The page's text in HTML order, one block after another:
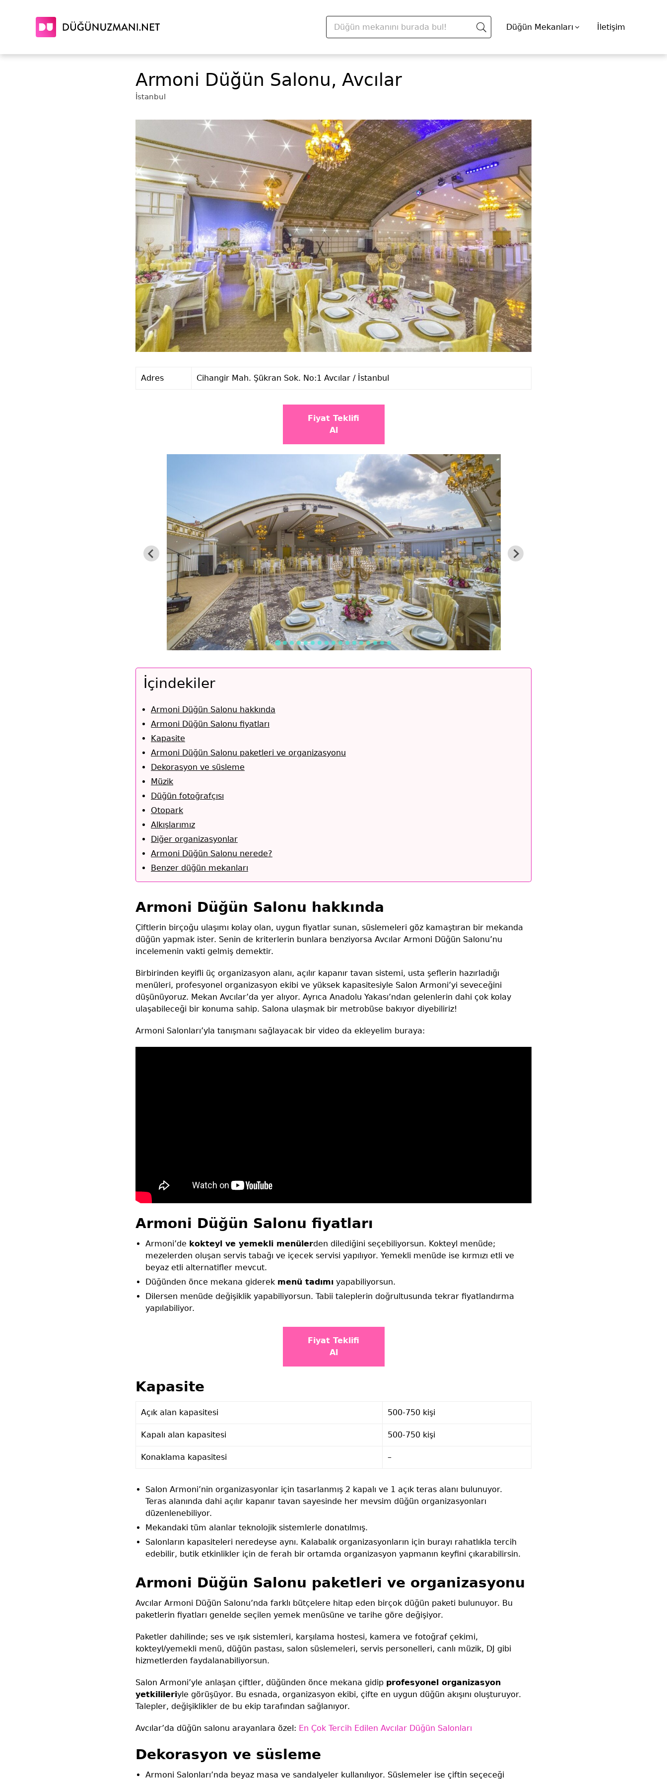
Düğün Mekanları İletişim
Armoni Düğün Salonu, Avcılar
İstanbul
Adres Cihangir Mah. Şükran Sok. No:1 Avcılar / İstanbul
Fiyat Teklifi
Al
İçindekiler
Armoni Düğün Salonu hakkında
Armoni Düğün Salonu fiyatları
Kapasite
Armoni Düğün Salonu paketleri ve organizasyonu
Dekorasyon ve süsleme
Müzik
Düğün fotoğrafçısı
Otopark
Alkışlarımız
Diğer organizasyonlar
Armoni Düğün Salonu nerede?
Benzer düğün mekanları
Armoni Düğün Salonu hakkında
Çiftlerin birçoğu ulaşımı kolay olan, uygun fiyatlar sunan, süslemeleri göz kamaştıran bir mekanda
düğün yapmak ister. Senin de kriterlerin bunlara benziyorsa Avcılar Armoni Düğün Salonu’nu
incelemenin vakti gelmiş demektir.
Birbirinden keyifli üç organizasyon alanı, açılır kapanır tavan sistemi, usta şeflerin hazırladığı
menüleri, profesyonel organizasyon ekibi ve yüksek kapasitesiyle Salon Armoni’yi seveceğini
düşünüyoruz. Mekan Avcılar’da yer alıyor. Ayrıca Anadolu Yakası’ndan gelenlerin dahi çok kolay
ulaşabileceği bir konuma sahip. Salona ulaşmak bir metrobüse bakıyor diyebiliriz!
Armoni Salonları’yla tanışmanı sağlayacak bir video da ekleyelim buraya:
Armoni Düğün Salonu fiyatları
Armoni’de kokteyl ve yemekli menülerden dilediğini seçebiliyorsun. Kokteyl menüde;
mezelerden oluşan servis tabağı ve içecek servisi yapılıyor. Yemekli menüde ise kırmızı etli ve
beyaz etli alternatifler mevcut.
Düğünden önce mekana giderek menü tadımı yapabiliyorsun.
Dilersen menüde değişiklik yapabiliyorsun. Tabii taleplerin doğrultusunda tekrar fiyatlandırma
yapılabiliyor.
Fiyat Teklifi
Al
Kapasite
Açık alan kapasitesi 500-750 kişi
Kapalı alan kapasitesi 500-750 kişi
Konaklama kapasitesi –
Salon Armoni’nin organizasyonlar için tasarlanmış 2 kapalı ve 1 açık teras alanı bulunuyor.
Teras alanında dahi açılır kapanır tavan sayesinde her mevsim düğün organizasyonları
düzenlenebiliyor.
Mekandaki tüm alanlar teknolojik sistemlerle donatılmış.
Salonların kapasiteleri neredeyse aynı. Kalabalık organizasyonların için burayı rahatlıkla tercih
edebilir, butik etkinlikler için de ferah bir ortamda organizasyon yapmanın keyfini çıkarabilirsin.
Armoni Düğün Salonu paketleri ve organizasyonu
Avcılar Armoni Düğün Salonu’nda farklı bütçelere hitap eden birçok düğün paketi bulunuyor. Bu
paketlerin fiyatları genelde seçilen yemek menüsüne ve tarihe göre değişiyor.
Paketler dahilinde; ses ve ışık sistemleri, karşılama hostesi, kamera ve fotoğraf çekimi,
kokteyl/yemekli menü, düğün pastası, salon süslemeleri, servis personelleri, canlı müzik, DJ gibi
hizmetlerden faydalanabiliyorsun.
Salon Armoni’yle anlaşan çiftler, düğünden önce mekana gidip profesyonel organizasyon
yetkilileriyle görüşüyor. Bu esnada, organizasyon ekibi, çifte en uygun düğün akışını oluşturuyor.
Talepler, değişiklikler de bu ekip tarafından sağlanıyor.
Avcılar’da düğün salonu arayanlara özel: En Çok Tercih Edilen Avcılar Düğün Salonları
Dekorasyon ve süsleme
Armoni Salonları’nda beyaz masa ve sandalyeler kullanılıyor. Süslemeler ise çiftin seçeceği